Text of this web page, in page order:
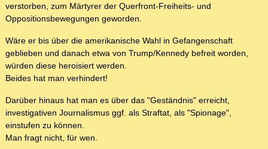
verstorben, zum Märtyrer der Querfront-Freiheits- und
Oppositionsbewegungen geworden.
Wäre er bis über die amerikanische Wahl in Gefangenschaft
geblieben und danach etwa von Trump/Kennedy befreit worden,
würden diese heroisiert werden.
Beides hat man verhindert!
Darüber hinaus hat man es über das "Geständnis" erreicht,
investigativen Journalismus ggf. als Straftat, als "Spionage",
einstufen zu können.
Man fragt nicht, für wen.